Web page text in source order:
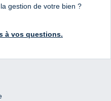
gestion de votre bien ?
à vos questions.